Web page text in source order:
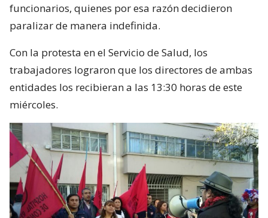
funcionarios, quienes por esa razón decidieron
paralizar de manera indefinida.
Con la protesta en el Servicio de Salud, los
trabajadores lograron que los directores de ambas
entidades los recibieran a las 13:30 horas de este
miércoles.